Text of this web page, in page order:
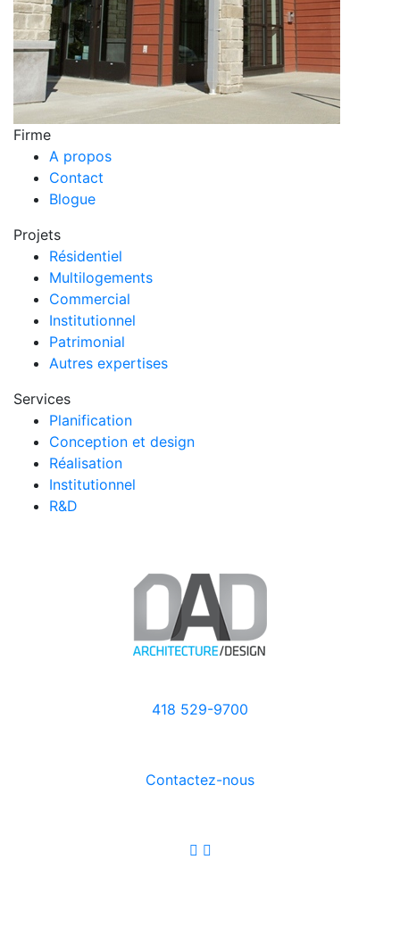
Firme
A propos
Contact
Blogue
Projets
Résidentiel
Multilogements
Commercial
Institutionnel
Patrimonial
Autres expertises
Services
Planification
Conception et design
Réalisation
Institutionnel
R&D
418 529-9700
Contactez-nous